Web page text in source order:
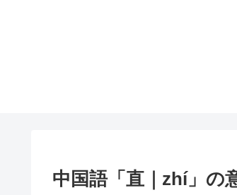
中国語「直｜zhí」の